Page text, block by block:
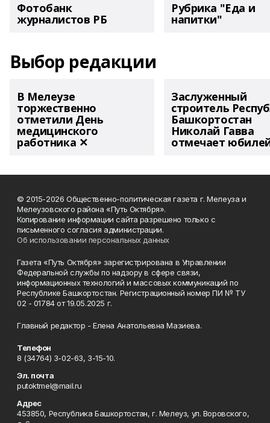
Фотобанк
журналистов РБ
Рубрика "Еда и
напитки"
Выбор редакции
В Мелеузе
торжественно
отметили День
медицинского
работника ✕
Заслуженный
строитель
Башкортостан
Николай Гавва
отмечает
© 2015-2026 Общественно-политическая газета г. Мелеуза и
Мелеузовского района «Путь Октября».
Копирование информации сайта разрешено только с
письменного согласия администрации.
Об использовании персональных данных
Газета «Путь Октября» зарегистрирована в Управлении
Федеральной службы по надзору в сфере связи,
информационных технологий и массовых коммуникаций по
Республике Башкортостан. Регистрационный номер ПИ № ТУ
02 - 01784 от 19.05.2025 г.
Главный редактор - Елена Анатольевна Мазиева.
Телефон
8 (34764) 3-02-63, 3-15-10.
Эл. почта
putoktmel@mail.ru
Адрес
453850, Республика Башкортостан, г. Мелеуз, ул. Воровского,